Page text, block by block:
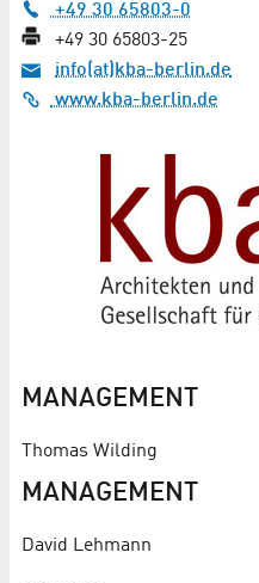
+49 30 65803-0
+49 30 65803-25
info(at)kba-berlin.de
www.kba-berlin.de
MANAGEMENT
Thomas Wilding
MANAGEMENT
David Lehmann